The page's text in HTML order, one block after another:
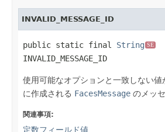
INVALID_MESSAGE_ID
public static final String SE
INVALID_MESSAGE_ID
使用可能なオプションと一致しない値
に作成される FacesMessage のメッ
関連事項:
定数フィールド値